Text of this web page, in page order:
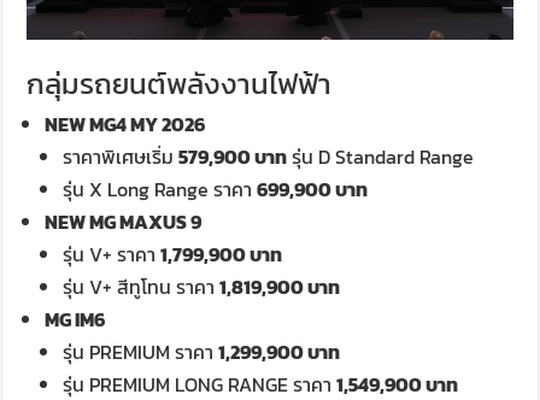
กลุ่มรถยนต์พลังงานไฟฟ้า
NEW MG4 MY 2026
ราคาพิเศษเริ่ม579,900 บาทรุ่น D Standard Range
รุ่น X Long Range ราคา699,900 บาท
NEW MG MAXUS 9
รุ่น V+ ราคา1,799,900 บาท
รุ่น V+ สีทูโทน ราคา1,819,900 บาท
MG IM6
รุ่น PREMIUM ราคา1,299,900 บาท
รุ่น PREMIUM LONG RANGE ราคา1,549,900 บาท